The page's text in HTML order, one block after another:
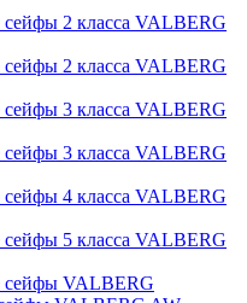
сейфы 2 класса VALBERG
сейфы 2 класса VALBERG
сейфы 3 класса VALBERG
сейфы 3 класса VALBERG
сейфы 4 класса VALBERG
сейфы 5 класса VALBERG
сейфы VALBERG